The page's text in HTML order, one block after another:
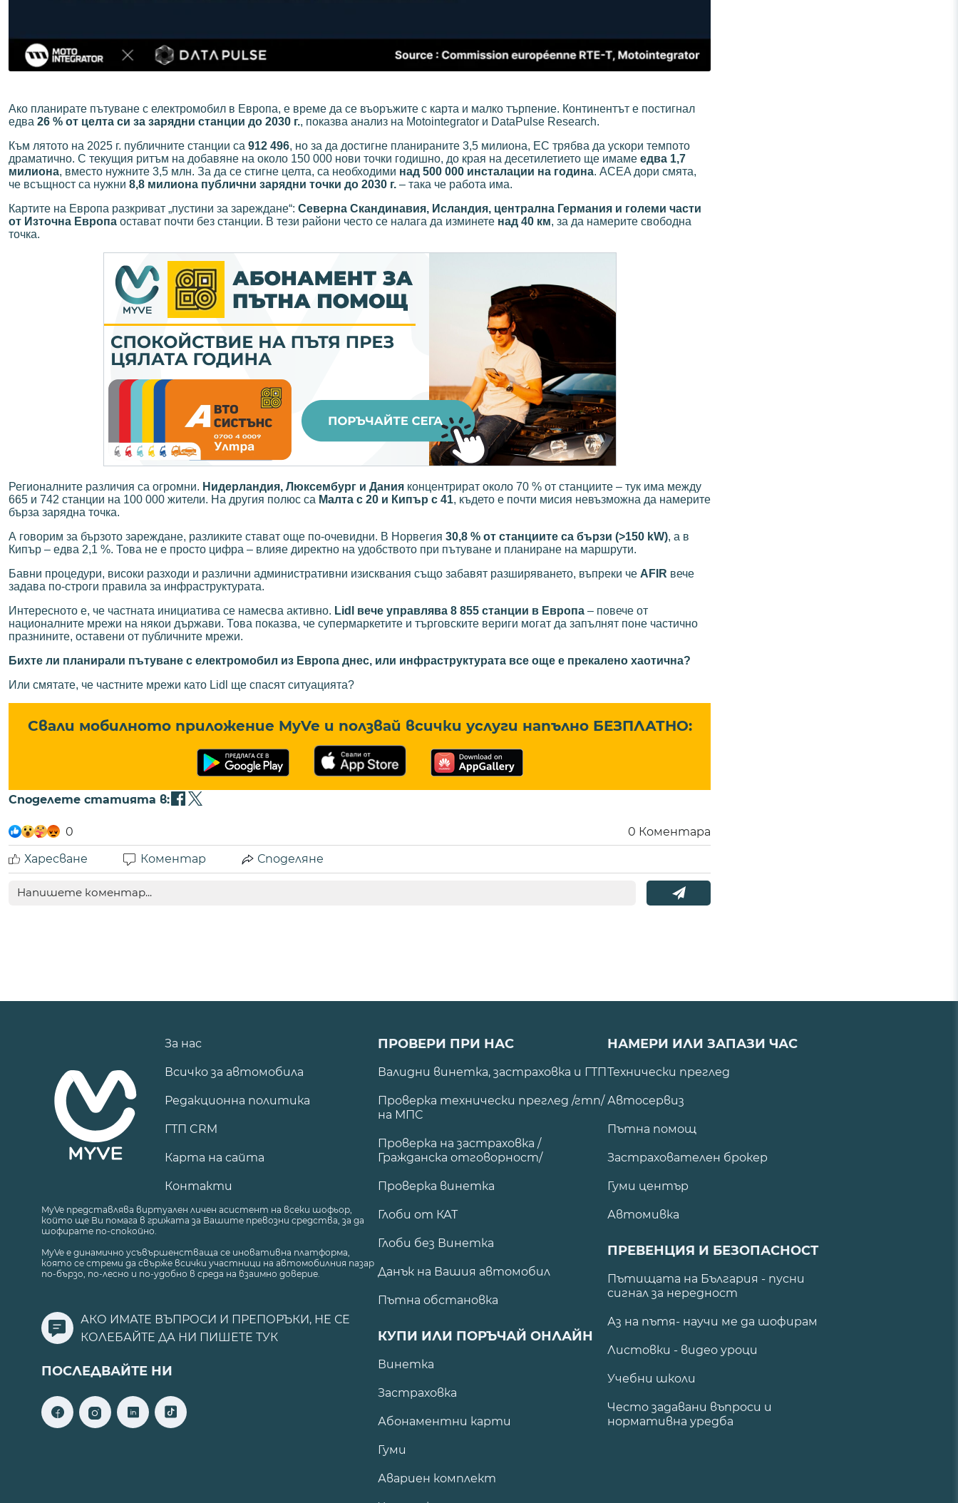
Ако планирате пътуване с електромобил в Европа, е време да се въоръжите с карта и малко търпение. Континентът е постигнал
едва 26 % от целта си за зарядни станции до 2030 г., показва анализ на Motointegrator и DataPulse Research.
Към лятото на 2025 г. публичните станции са 912 496, но за да достигне планираните 3,5 милиона, ЕС трябва да ускори темпото
драматично. С текущия ритъм на добавяне на около 150 000 нови точки годишно, до края на десетилетието ще имаме едва 1,7
милиона, вместо нужните 3,5 млн. За да се стигне целта, са необходими над 500 000 инсталации на година. ACEA дори смята,
че всъщност са нужни 8,8 милиона публични зарядни точки до 2030 г. – така че работа има.
Картите на Европа разкриват „пустини за зареждане“: Северна Скандинавия, Исландия, централна Германия и големи части
от Източна Европа остават почти без станции. В тези райони често се налага да изминете над 40 км, за да намерите свободна
точка.
Регионалните различия са огромни. Нидерландия, Люксембург и Дания концентрират около 70 % от станциите – тук има между
665 и 742 станции на 100 000 жители. На другия полюс са Малта с 20 и Кипър с 41, където е почти мисия невъзможна да намерите
бърза зарядна точка.
А говорим за бързото зареждане, разликите стават още по-очевидни. В Норвегия 30,8 % от станциите са бързи (>150 kW), а в
Кипър – едва 2,1 %. Това не е просто цифра – влияе директно на удобството при пътуване и планиране на маршрути.
Бавни процедури, високи разходи и различни административни изисквания също забавят разширяването, въпреки че AFIR вече
задава по-строги правила за инфраструктурата.
Интересното е, че частната инициатива се намесва активно. Lidl вече управлява 8 855 станции в Европа – повече от
националните мрежи на някои държави. Това показва, че супермаркетите и търговските вериги могат да запълнят поне частично
празнините, оставени от публичните мрежи.
Бихте ли планирали пътуване с електромобил из Европа днес, или инфраструктурата все още е прекалено хаотична?
Или смятате, че частните мрежи като Lidl ще спасят ситуацията?
Свали мобилното приложение MyVe и ползвай всички услуги напълно БЕЗПЛАТНО:
Споделете статията в:
0 0 Коментара
Харесване
Коментар Споделяне
За нас
Всичко за автомобила
Редакционна политика
ГТП CRM
Карта на сайта
Контакти
MyVe представлява виртуален личен асистент на всеки шофьор,
който ще Ви помага в грижата за Вашите превозни средства, за да
шофирате по-спокойно.
MyVe е динамично усъвършенстваща се иновативна платформа,
която се стреми да свърже всички участници на автомобилния пазар
по-бързо, по-лесно и по-удобно в среда на взаимно доверие.
АКО ИМАТЕ ВЪПРОСИ И ПРЕПОРЪКИ, НЕ СЕ
КОЛЕБАЙТЕ ДА НИ ПИШЕТЕ ТУК
ПОСЛЕДВАЙТЕ НИ
ПРОВЕРИ ПРИ НАС
Валидни винетка, застраховка и ГТП
Проверка технически преглед /гтп/
на МПС
Проверка на застраховка /
Гражданска отговорност/
Проверка винетка
Глоби от КАТ
Глоби без Винетка
Данък на Вашия автомобил
Пътна обстановка
КУПИ ИЛИ ПОРЪЧАЙ ОНЛАЙН
Винетка
Застраховка
Абонаментни карти
Гуми
Авариен комплект
НАМЕРИ ИЛИ ЗАПАЗИ ЧАС
Технически преглед
Автосервиз
Пътна помощ
Застрахователен брокер
Гуми център
Автомивка
ПРЕВЕНЦИЯ И БЕЗОПАСНОСТ
Пътищата на България - пусни
сигнал за нередност
Аз на пътя- научи ме да шофирам
Листовки - видео уроци
Учебни школи
Често задавани въпроси и
нормативна уредба